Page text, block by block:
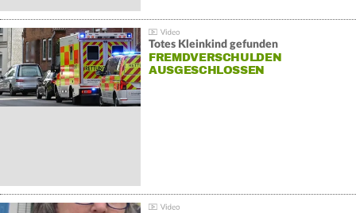
Totes Kleinkind gefunden
FREMDVERSCHULDEN
AUSGESCHLOSSEN